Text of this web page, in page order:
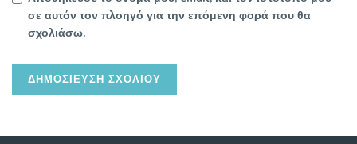
σε αυτόν τον πλοηγό για την επόμενη φορά που θα
σχολιάσω.